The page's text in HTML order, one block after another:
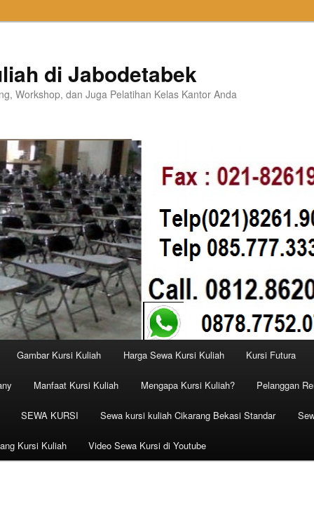
di Jabodetabek
Workshop, dan Juga Pelatihan Kelas Kantor Anda
Gambar Kursi Kuliah Harga Sewa Kursi Kuliah Kursi Futura
Manfaat Kursi Kuliah Mengapa Kursi Kuliah? Pelanggan
SEWA KURSI Sewa kursi kuliah Cikarang Bekasi Standar
Kursi Kuliah Video Sewa Kursi di Youtube